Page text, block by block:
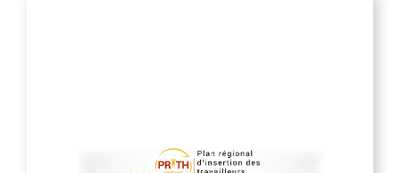
l’emploi des travailleurs handicapés. Ce plan est
présidé et animé par la DREETS (Direction